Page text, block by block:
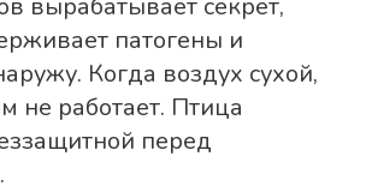
патогены и
Когда воздух сухой,
не работает. Птица
перед